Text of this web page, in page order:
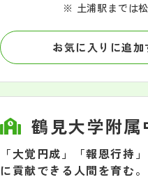
※ 土浦駅までは
お気に入りに追加
鶴見大学附属
「大覚円成」「報恩行持
に貢献できる人間を育む。